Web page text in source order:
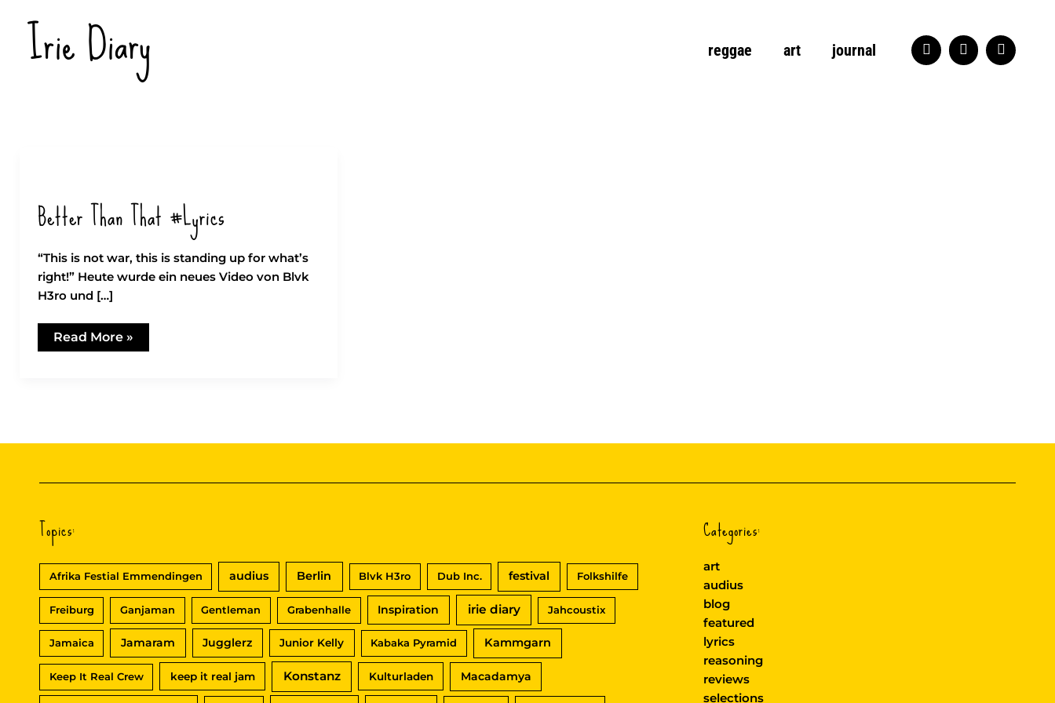
Inhalt
springenIrie Diary reggae art journal
Better Than That #Lyrics
“This is not war, this is standing up for what’s
right!” Heute wurde ein neues Video von Blvk
H3ro und […]
Better
than
Read More »
Topics:
Afrika Festial Emmendingen audius Berlin Blvk H3ro Dub Inc. festival Folkshilfe
Freiburg Ganjaman Gentleman Grabenhalle Inspiration irie diary Jahcoustix
Jamaica Jamaram Jugglerz Junior Kelly Kabaka Pyramid Kammgarn
Keep It Real Crew keep it real jam Konstanz Kulturladen Macadamya
Categories:
art
audius
blog
featured
lyrics
reasoning
reviews
selections